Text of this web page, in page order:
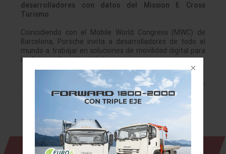
desarrolladores con datos del Mission E Cross
Turismo
Coincidiendo con el Mobile World Congress (MWC) de
Barcelona, Porsche invita a desarrolladores de todo el
mundo a trabajar en soluciones de movilidad digital para
los futuros deportivos de la…
Leer más »
Revista Digital